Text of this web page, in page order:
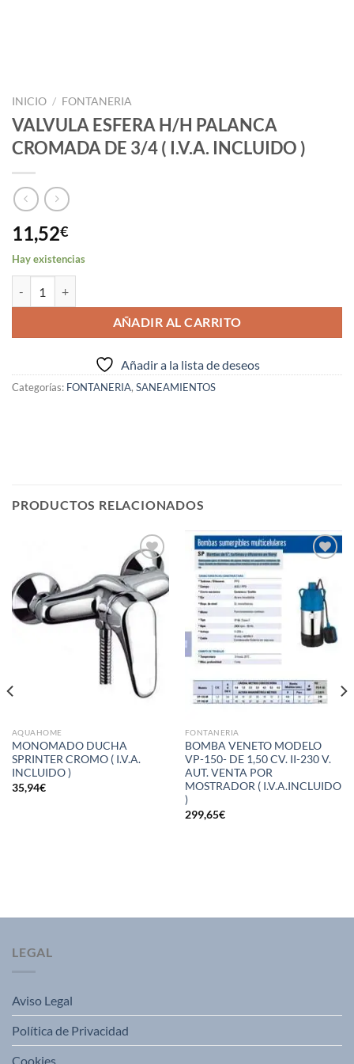
INICIO / FONTANERIA
VALVULA ESFERA H/H PALANCA
CROMADA DE 3/4 ( I.V.A. INCLUIDO )
11,52€
Hay existencias
AÑADIR AL CARRITO
Añadir a la lista de deseos
Categorías: FONTANERIA, SANEAMIENTOS
PRODUCTOS RELACIONADOS
Añadir
a la
lista de
deseos
AQUAHOME
MONOMADO DUCHA
SPRINTER CROMO ( I.V.A.
INCLUIDO )
35,94€
a la
lista de
deseos
FONTANERIA
BOMBA VENETO MODELO
VP-150- DE 1,50 CV. II-230 V.
AUT. VENTA POR
MOSTRADOR ( I.V.A.INCLUIDO
)
299,65€
LEGAL
Aviso Legal
Política de Privacidad
Cookies